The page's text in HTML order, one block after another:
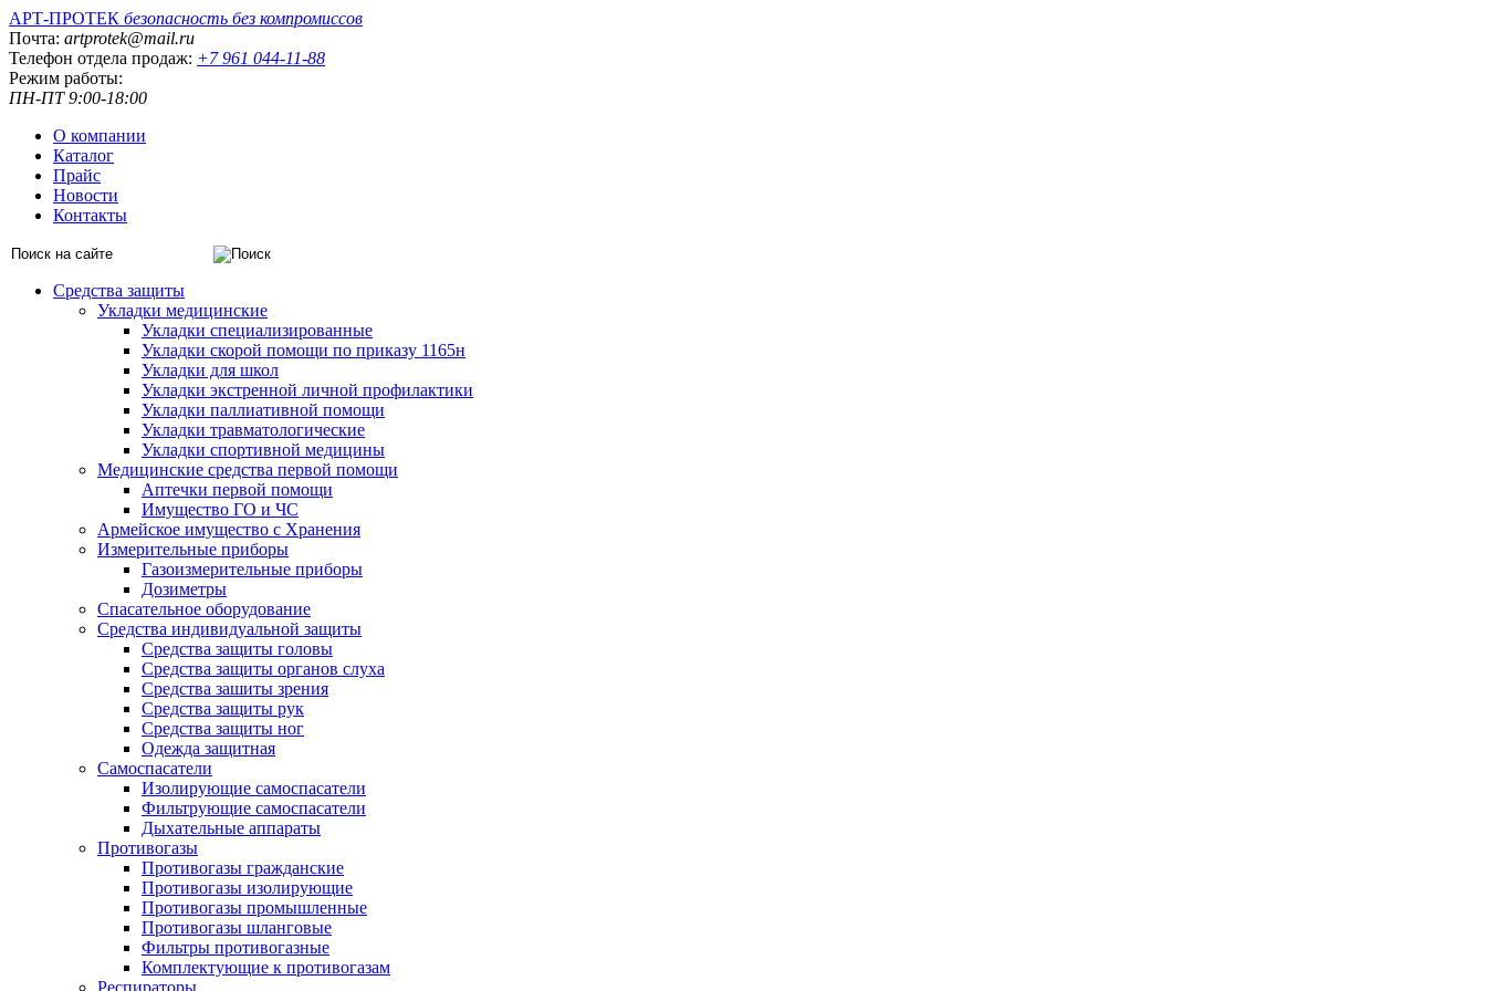
АРТ-ПРОТЕК безопасность без компромиссов
Почта: artprotek@mail.ru
Телефон отдела продаж: +7 961 044-11-88
Режим работы:
ПН-ПТ 9:00-18:00
О компании
Каталог
Прайс
Новости
Контакты
Средства защиты
Укладки медицинские
Укладки специализированные
Укладки скорой помощи по приказу 1165н
Укладки для школ
Укладки экстренной личной профилактики
Укладки паллиативной помощи
Укладки травматологические
Укладки спортивной медицины
Медицинские средства первой помощи
Аптечки первой помощи
Имущество ГО и ЧС
Армейское имущество с Хранения
Измерительные приборы
Газоизмерительные приборы
Дозиметры
Спасательное оборудование
Средства индивидуальной защиты
Средства защиты головы
Средства защиты органов слуха
Средства зашиты зрения
Средства защиты рук
Средства защиты ног
Одежда защитная
Самоспасатели
Изолирующие самоспасатели
Фильтрующие самоспасатели
Дыхательные аппараты
Противогазы
Противогазы гражданские
Противогазы изолирующие
Противогазы промышленные
Противогазы шланговые
Фильтры противогазные
Комплектующие к противогазам
Респираторы